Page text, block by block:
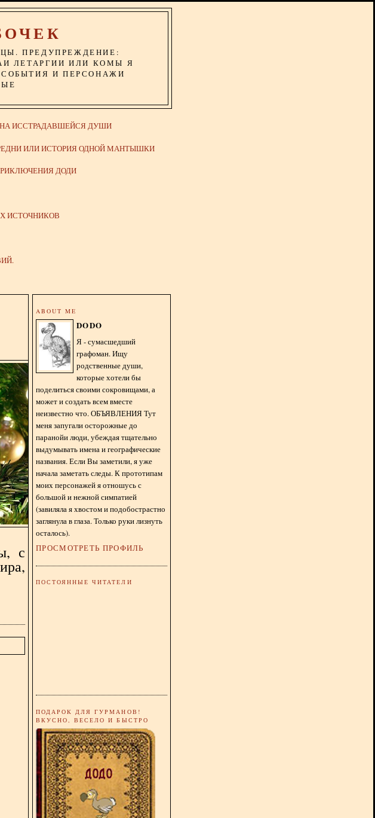
ПРЕДУПРЕЖДЕНИЕ:
ЛЕТАРГИИ ИЛИ КОМЫ Я
И ПЕРСОНАЖИ
ИССТРАДАВШЕЙСЯ ДУШИ
ИЛИ ИСТОРИЯ ОДНОЙ МАНТЫШКИ
ДОДИ
ИСТОЧНИКОВ
с
ABOUT ME
DODO
Я - сумасшедший
графоман. Ищу
родственные души,
которые хотели бы
поделиться своими сокровищами, а
может и создать всем вместе
неизвестно что. ОБЪЯВЛЕНИЯ Тут
меня запугали осторожные до
паранойи люди, убеждая тщательно
выдумывать имена и географические
названия. Если Вы заметили, я уже
начала заметать следы. К прототипам
моих персонажей я отношусь с
большой и нежной симпатией
(завиляла я хвостом и подобострастно
заглянула в глаза. Только руки лизнуть
осталось).
ПРОСМОТРЕТЬ ПРОФИЛЬ
ПОСТОЯННЫЕ ЧИТАТЕЛИ
ПОДАРОК ДЛЯ ГУРМАНОВ!
ВКУСНО, ВЕСЕЛО И БЫСТРО